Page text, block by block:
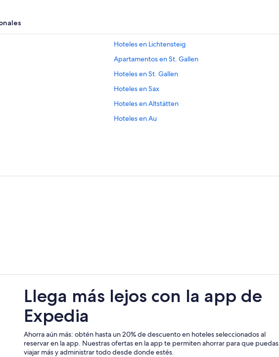
Hoteles en Lichtensteig
Apartamentos en St. Gallen
Hoteles en St. Gallen
Hoteles en Sax
Hoteles en Altstätten
Hoteles en Au
Hoteles en Widnau
Llega más lejos con la app de
Expedia
Ahorra aún más: obtén hasta un 20% de descuento en hoteles seleccionados al
reservar en la app. Nuestras ofertas en la app te permiten ahorrar para que puedas
viajar más y administrar todo desde donde estés.